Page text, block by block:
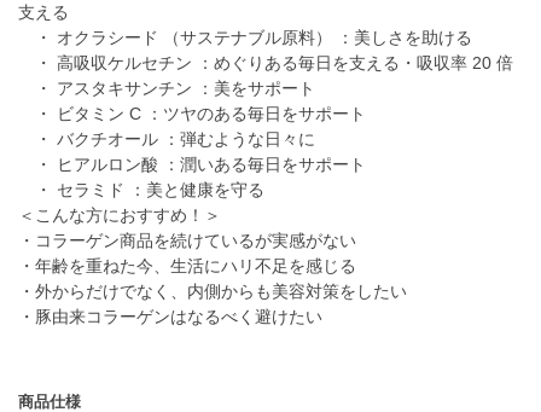
支える
・ オクラシード （サステナブル原料） ：美しさを助ける
・ 高吸収ケルセチン ：めぐりある毎日を支える・吸収率 20 倍
・ アスタキサンチン ：美をサポート
・ ビタミン C ：ツヤのある毎日をサポート
・ バクチオール ：弾むような日々に
・ ヒアルロン酸 ：潤いある毎日をサポート
・ セラミド ：美と健康を守る
＜こんな方におすすめ！＞
・コラーゲン商品を続けているが実感がない
・年齢を重ねた今、生活にハリ不足を感じる
・外からだけでなく、内側からも美容対策をしたい
・豚由来コラーゲンはなるべく避けたい
商品仕様